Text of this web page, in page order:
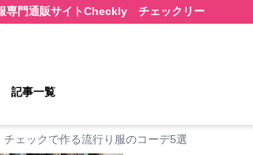
専門通販サイトCheckly チェックリー
記事一覧
ェックで作る流行り服のコーデ5選